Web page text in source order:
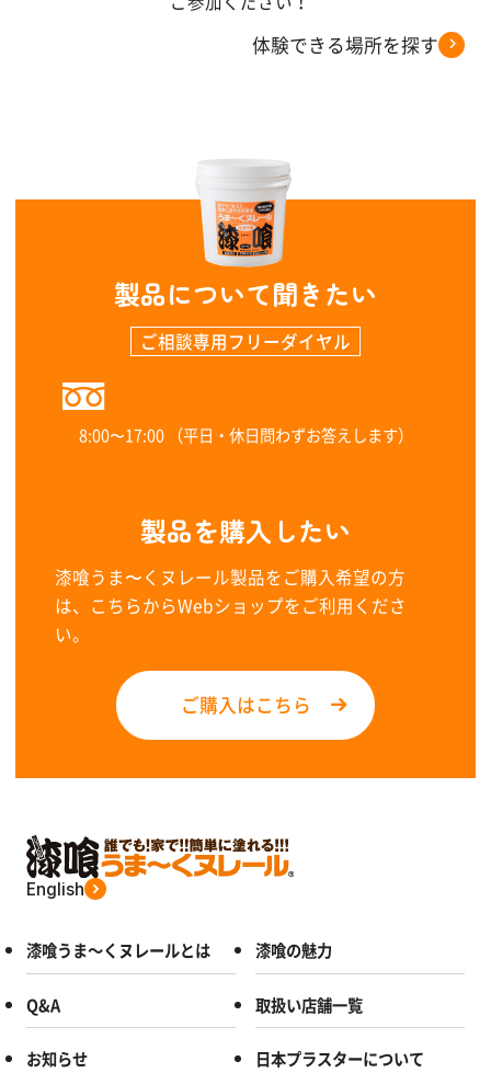
体験できる場所を探す
製品について聞きたい
ご相談専用フリーダイヤル
0120-323-960
8:00〜17:00 （平日・休日問わずお答えします）
製品を購入したい
漆喰うま〜くヌレール製品をご購入希望の方
は、こちらからWebショップをご利用くださ
い。
ご購入はこちら
English
漆喰うま～くヌレールとは 漆喰の魅力
Q&A 取扱い店舗一覧
お知らせ 日本プラスターについて